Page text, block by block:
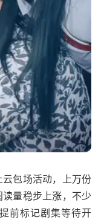
包场活动，上万份
量稳步上涨，不少
前标记剧集等待开